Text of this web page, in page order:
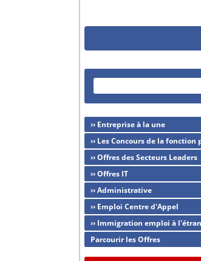
›› Entreprise à la une
›› Les Concours de la
›› Offres des Secteurs Leaders
›› Offres IT
›› Administrative
›› Emploi Centre d'Appel
›› Immigration emploi à
Parcourir les Offres